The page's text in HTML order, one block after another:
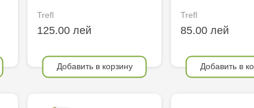
Trefl
125.00 лей
Добавить в корзину
Trefl
85.00 лей
Добавить в